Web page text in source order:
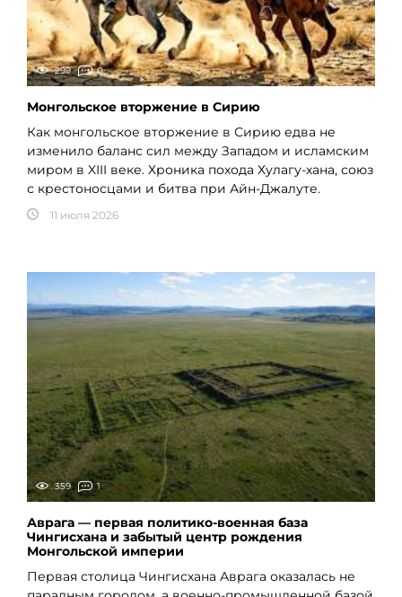
299 0
Монгольское вторжение в Сирию
Как монгольское вторжение в Сирию едва не
изменило баланс сил между Западом и исламским
миром в XIII веке. Хроника похода Хулагу-хана, союз
с крестоносцами и битва при Айн-Джалуте.
11 июля 2026
359 1
Аврага — первая политико-военная база
Чингисхана и забытый центр рождения
Монгольской империи
Первая столица Чингисхана Аврага оказалась не